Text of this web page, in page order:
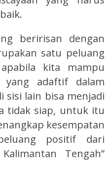
beririsan dengan
satu peluang
kita mampu
yang adaftif dalam
sisi lain bisa menjadi
tidak siap, untuk itu
kesempatan
positif dari
Tengah”